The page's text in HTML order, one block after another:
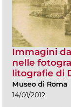
Immagini
nelle
litografie di
Museo di Roma
14/01/2012